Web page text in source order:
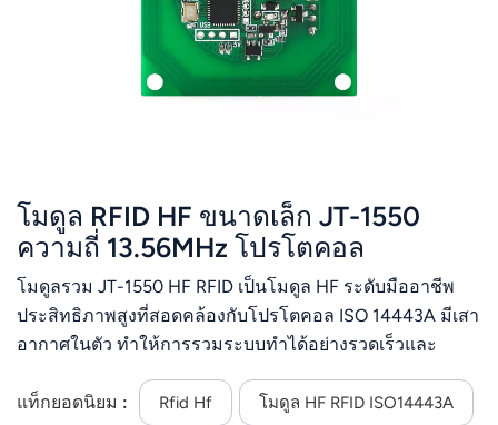
日语
한국어
Melayu
Polski
แบบไทย
Indonesia
โมดูล RFID HF ขนาดเล็ก JT-1550
ความถี่ 13.56MHz โปรโตคอล
ISO14443A และ ISO 15693
โมดูลรวม JT-1550 HF RFID เป็นโมดูล HF ระดับมืออาชีพ
ประสิทธิภาพสูงที่สอดคล้องกับโปรโตคอล ISO 14443A มีเสา
อากาศในตัว ทำให้การรวมระบบทำได้อย่างรวดเร็วและ
อร์เฟซ RS485 และทำงานด้วยแหล่งจ่ายไฟ DC 5Vรองรับอิน
แท็กยอดนิยม : Rfid Hf โมดูล HF RFID ISO14443A